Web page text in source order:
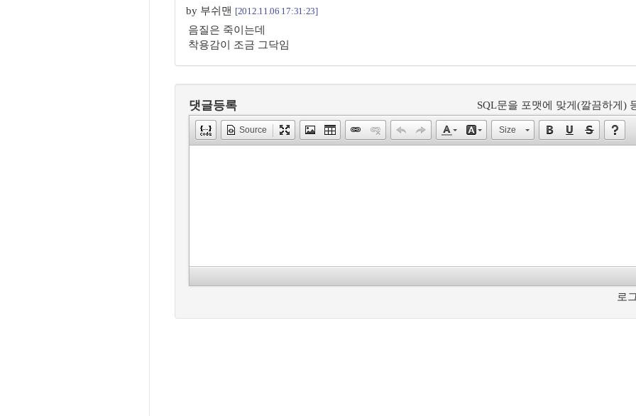
by 부쉬맨 [2012.11.06 17:31:23]
음질은 죽이는데
착용감이 조금 그닥임
댓글등록 SQL문을 포맷에 맞게(깔끔하게)
Source Size
로